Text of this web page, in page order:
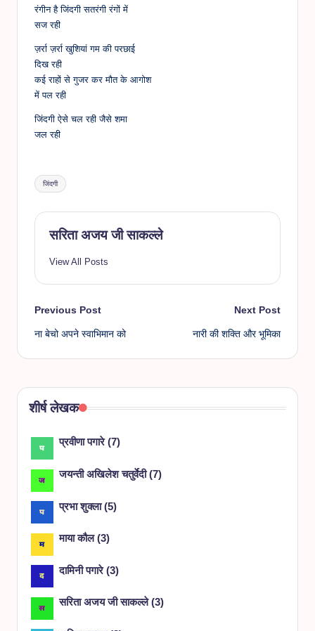
रंगीन है जिंदगी सतरंगी रंगों में
सज रही
ज़र्रा ज़र्रा खुशियां गम की परछाई
दिख रही
कई राहों से गुजर कर मौत के आगोश
में पल रही
जिंदगी ऐसे चल रही जैसे शमा
जल रही
Tags:
जिंदगी
सरिता अजय जी साकल्ले
View All Posts
Post
navigation
Previous Post
ना बेचो अपने स्वाभिमान को
Next Post
नारी की शक्ति और भूमिका
शीर्ष लेखक
प्रवीणा पगारे(7)
जयन्ती अखिलेश चतुर्वेदी(7)
प्रभा शुक्ला(5)
माया कौल(3)
दामिनी पगारे(3)
सरिता अजय जी साकल्ले(3)